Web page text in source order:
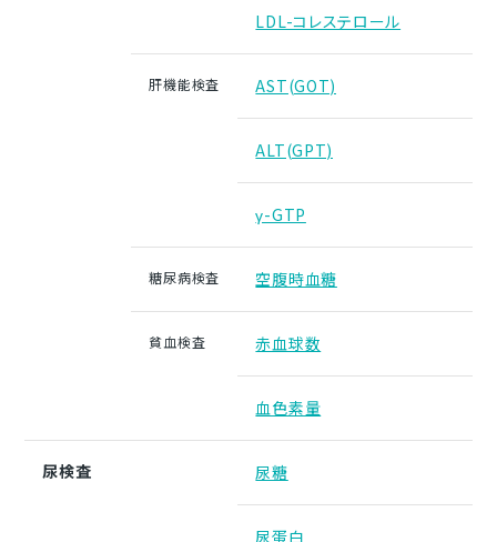
LDL-コレステロール
肝機能検査 AST(GOT)
ALT(GPT)
γ-GTP
糖尿病検査 空腹時血糖
貧血検査 赤血球数
血色素量
尿検査 尿糖
尿蛋白